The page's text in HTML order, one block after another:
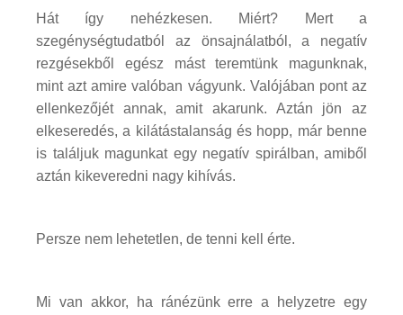
Hát így nehézkesen. Miért? Mert a
szegénységtudatból az önsajnálatból, a negatív
rezgésekből egész mást teremtünk magunknak,
mint azt amire valóban vágyunk. Valójában pont az
ellenkezőjét annak, amit akarunk. Aztán jön az
elkeseredés, a kilátástalanság és hopp, már benne
is találjuk magunkat egy negatív spirálban, amiből
aztán kikeveredni nagy kihívás.
Persze nem lehetetlen, de tenni kell érte.
Mi van akkor, ha ránézünk erre a helyzetre egy